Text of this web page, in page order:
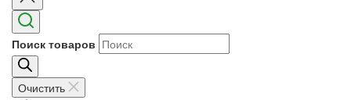
Поиск товаров
Очистить